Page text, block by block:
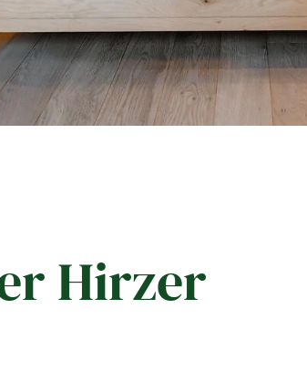
Hirzer